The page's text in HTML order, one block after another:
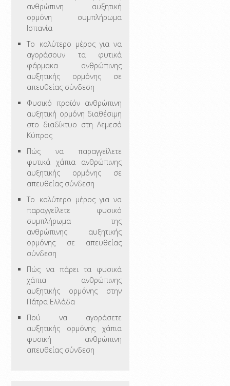
ανθρώπινη αυξητική
ορμόνη συμπλήρωμα
Ισπανία
Το καλύτερο μέρος για να
αγοράσουν τα φυτικά
φάρμακα ανθρώπινης
αυξητικής ορμόνης σε
απευθείας σύνδεση
Φυσικό προϊόν ανθρώπινη
αυξητική ορμόνη διαθέσιμη
στο διαδίκτυο στη Λεμεσό
Κύπρος
Πώς να παραγγείλετε
φυτικά χάπια ανθρώπινης
αυξητικής ορμόνης σε
απευθείας σύνδεση
Το καλύτερο μέρος για να
παραγγείλετε φυσικό
συμπλήρωμα της
ανθρώπινης αυξητικής
ορμόνης σε απευθείας
σύνδεση
Πώς να πάρει τα φυσικά
χάπια ανθρώπινης
αυξητικής ορμόνης στην
Πάτρα Ελλάδα
Πού να αγοράσετε
αυξητικής ορμόνης χάπια
φυσική ανθρώπινη
απευθείας σύνδεση